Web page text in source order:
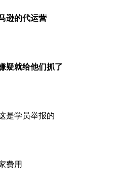
逊的代运营
疑就给他们抓了
是学员举报的
费用